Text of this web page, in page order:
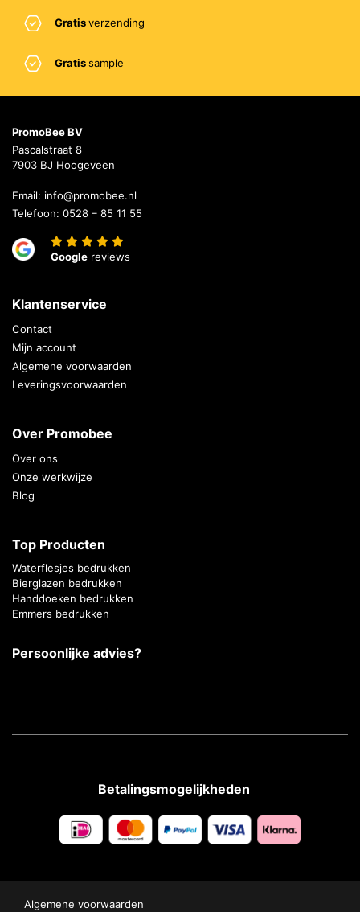
Gratisverzending
Gratissample
PromoBee BV
Pascalstraat 8
7903 BJ Hoogeveen
Email: info@promobee.nl
Telefoon: 0528 – 85 11 55
Google reviews
Klantenservice
Contact
Mijn account
Algemene voorwaarden
Leveringsvoorwaarden
Over Promobee
Over ons
Onze werkwijze
Blog
Top Producten
Waterflesjes bedrukken
Bierglazen bedrukken
Handdoeken bedrukken
Emmers bedrukken
Persoonlijke advies?
Betalingsmogelijkheden
Algemene voorwaarden